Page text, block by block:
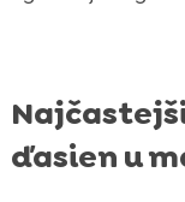
ďasien u